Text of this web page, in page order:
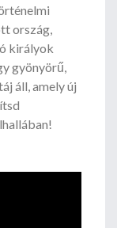
ország,
királyok
gyönyörű,
áll, amely új